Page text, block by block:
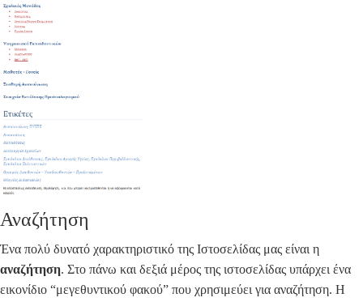
Αναζήτηση
Ένα πολύ δυνατό χαρακτηριστικό της Ιστοσελίδας μας είναι η
αναζήτηση. Στο πάνω και δεξιά μέρος της ιστοσελίδας υπάρχει ένα
εικονίδιο “μεγεθυντικού φακού” που χρησιμεύει για αναζήτηση. Η